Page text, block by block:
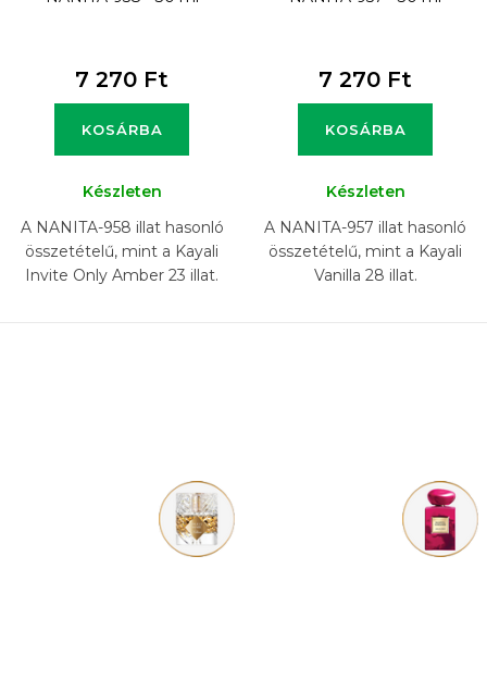
7 270 Ft
KOSÁRBA
Készleten
A NANITA-958 illat hasonló
összetételű, mint a Kayali
Invite Only Amber 23 illat.
7 270 Ft
KOSÁRBA
Készleten
A NANITA-957 illat hasonló
összetételű, mint a Kayali
Vanilla 28 illat.